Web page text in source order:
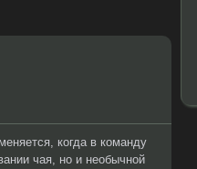
когда в команду
чая, но и необычной